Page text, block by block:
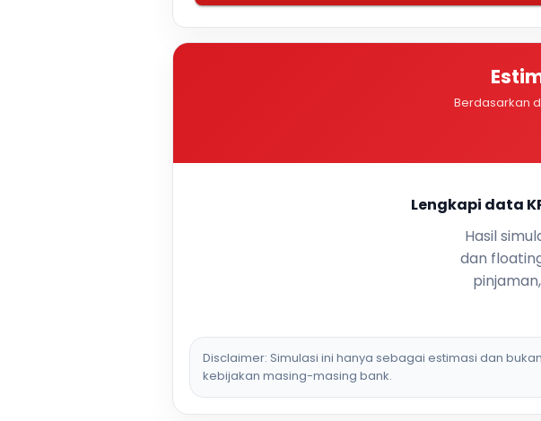
Berdasarkan
Lengkapi data
Hasil
dan
Disclaimer: Simulasi ini hanya sebagai estimasi dan
kebijakan masing-masing bank.